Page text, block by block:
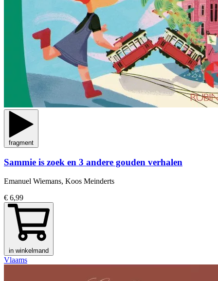
fragment
Sammie is zoek en 3 andere gouden verhalen
Emanuel Wiemans, Koos Meinderts
€ 6,99
in winkelmand
Vlaams